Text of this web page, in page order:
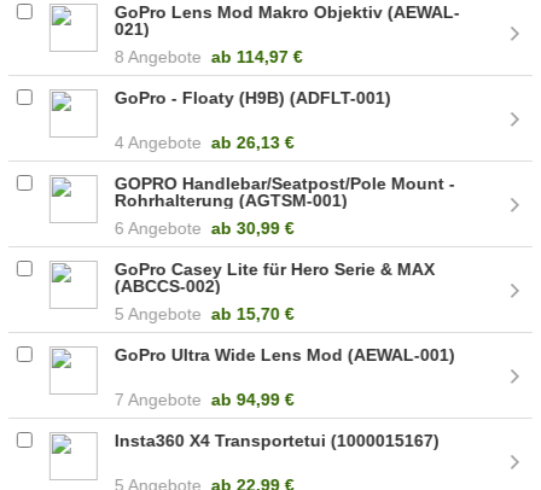
GoPro Lens Mod Makro Objektiv (AEWAL-
021)
8 Angebote ab 114,97 €
GoPro - Floaty (H9B) (ADFLT-001)
4 Angebote ab 26,13 €
GOPRO Handlebar/Seatpost/Pole Mount -
Rohrhalterung (AGTSM-001)
6 Angebote ab 30,99 €
GoPro Casey Lite für Hero Serie & MAX
(ABCCS-002)
5 Angebote ab 15,70 €
GoPro Ultra Wide Lens Mod (AEWAL-001)
7 Angebote ab 94,99 €
Insta360 X4 Transportetui (1000015167)
5 Angebote ab 22,99 €